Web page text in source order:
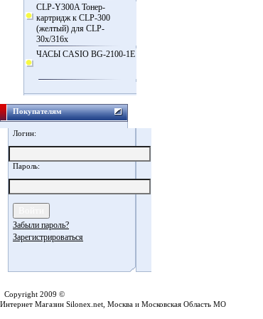
CLP-Y300A Тонер-
картридж к CLP-300
(желтый) для CLP-
30x/316x
ЧАСЫ CASIO BG-2100-1E
Покупателям
Логин:
Пароль:
Забыли пароль?
Зарегистрироваться
Copyright 2009 ©
Интернет Магазин Silonex.net, Москва и Московская Область МО